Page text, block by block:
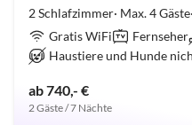
2 Schlafzimmer· Max. 4
Gratis WiFi
Fernseher
Haustiere und Hunde
ab 740,- €
2 Gäste / 7 Nächte